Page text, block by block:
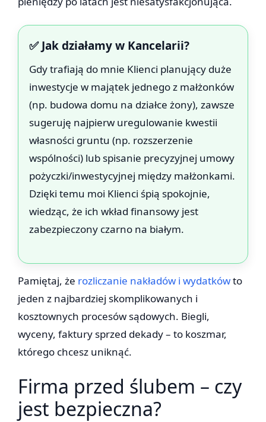
✅ Jak działamy w Kancelarii?
Gdy trafiają do mnie Klienci planujący duże
inwestycje w majątek jednego z małżonków
(np. budowa domu na działce żony), zawsze
sugeruję najpierw uregulowanie kwestii
własności gruntu (np. rozszerzenie
wspólności) lub spisanie precyzyjnej umowy
pożyczki/inwestycyjnej między małżonkami.
Dzięki temu moi Klienci śpią spokojnie,
wiedząc, że ich wkład finansowy jest
zabezpieczony czarno na białym.
Pamiętaj, że rozliczanie nakładów i wydatkówto
jeden z najbardziej skomplikowanych i
kosztownych procesów sądowych. Biegli,
wyceny, faktury sprzed dekady – to koszmar,
którego chcesz uniknąć.
Firma przed ślubem – czy
jest bezpieczna?